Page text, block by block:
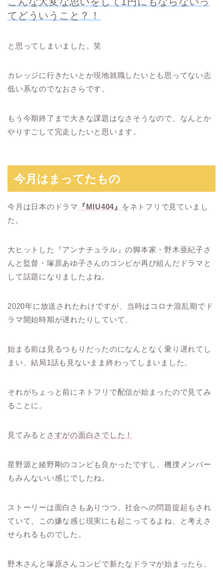
てどういうこと？！
と思ってしまいました。笑
カレッジに行きたいとか現地就職したいとも思ってない志
低い系なのでなおさらです。
もう今期終了まで大きな課題はなさそうなので、なんとか
やりすごして完走したいと思います。
今月はまってたもの
今月は日本のドラマ 『MIU404』
をネトフリで見ていまし
た。
大ヒットした『アンナチュラル』の脚本家・野木亜紀子さ
んと監督・塚原あゆ子さんのコンビが再び組んだドラマと
して話題になりましたよね。
2020年に放送されたわけですが、当時はコロナ混乱期でド
ラマ開始時期が遅れたりしていて、
始まる前は見るつもりだったのになんとなく乗り遅れてし
まい、結局1話も見ないまま終わってしまいました。
それがちょっと前にネトフリで配信が始まったので見てみ
ることに。
見てみると さすがの面白さでした！
星野源と綾野剛のコンビも良かったですし、機捜メンバー
もみんないい感じでしたね。
ストーリーは面白さもありつつ、社会への問題提起もされ
ていて、この嫌な感じ現実にも起こってるよね、と考えさ
せられるものでした。
野木さんと塚原さんコンビで新たなドラマが始まったら、